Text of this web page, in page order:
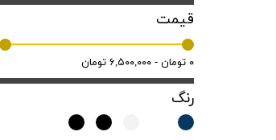
قیمت
۰ تومان - ۶,۵۰۰,۰۰۰ تومان
رنگ